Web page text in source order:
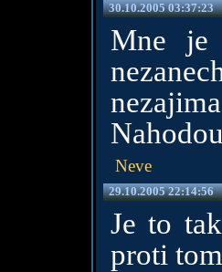
30.10.2005 03:37:23
Mne je
Neve
29.10.2005 22:14:56
Je to
proti